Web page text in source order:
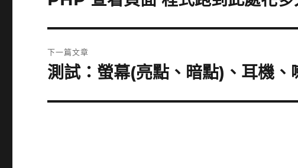
篇
文
章:
下一篇文章
下
篇
測試：螢幕(亮點、暗點)、耳機、